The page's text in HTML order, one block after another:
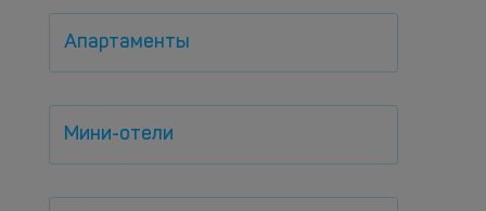
Апартаменты
Мини-отели